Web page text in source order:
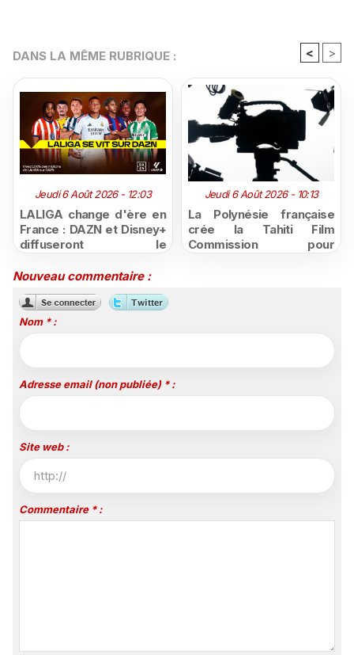
DANS LA MÊME RUBRIQUE : < >
Jeudi 6 Août 2026 - 12:03
LALIGA change d'ère en
France : DAZN et Disney+
diffuseront le
jusqu'en 2029, un revers
Jeudi 6 Août 2026 - 10:13
La Polynésie française
crée la Tahiti Film
Commission pour
Nouveau commentaire :
Nom * :
Adresse email (non publiée) * :
Site web :
Commentaire * :